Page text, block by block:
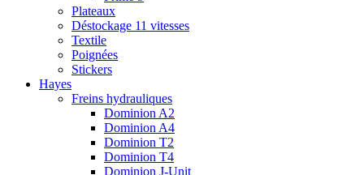
Plateaux
Déstockage 11 vitesses
Textile
Poignées
Stickers
Hayes
Freins hydrauliques
Dominion A2
Dominion A4
Dominion T2
Dominion T4
Dominion J-Unit